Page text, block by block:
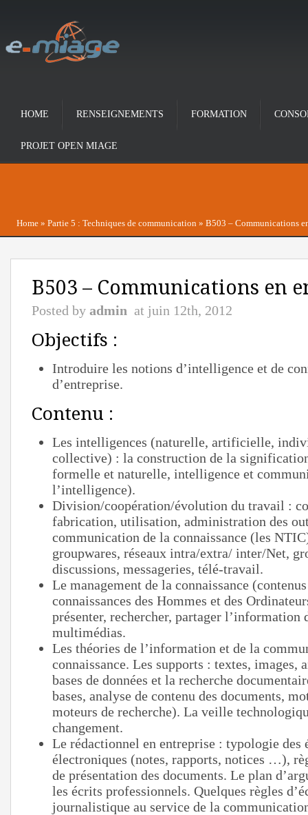
HOME RENSEIGNEMENTS FORMATION
PROJET OPEN MIAGE
Home » Partie 5 : Techniques de communication » B503 – Communications
B503 – Communications en
Posted by admin at juin 12th, 2012
Objectifs :
Introduire les notions d’intelligence et de
d’entreprise.
Contenu :
Les intelligences (naturelle, artificielle,
collective) : la construction de la
formelle et naturelle, intelligence et
l’intelligence).
Division/coopération/évolution du travail :
fabrication, utilisation, administration des
communication de la connaissance (les
groupwares, réseaux intra/extra/ inter/Net,
discussions, messageries, télé-travail.
Le management de la connaissance
connaissances des Hommes et des
présenter, rechercher, partager l’information
multimédias.
Les théories de l’information et de la
connaissance. Les supports : textes, images,
bases de données et la recherche
bases, analyse de contenu des documents,
moteurs de recherche). La veille
changement.
Le rédactionnel en entreprise : typologie des
électroniques (notes, rapports, notices …),
de présentation des documents. Le plan
les écrits professionnels. Quelques règles
journalistique au service de la